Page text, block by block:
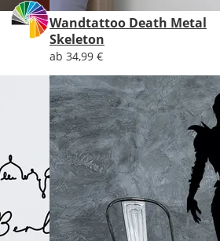
Wandtattoo Death Metal
Skeleton
ab 34,99 €